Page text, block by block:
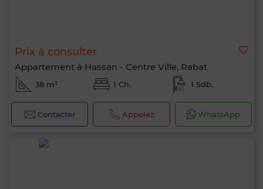
Prix à consulter
Appartement à Hassan - Centre Ville, Rabat
38 m² 1 Ch. 1 Sdb.
Contacter Appelez WhatsApp